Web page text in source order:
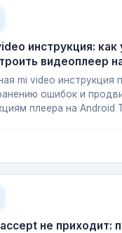
инструкция: как
видеоплеер
mi video инструкция
ошибок и
плеера на Android
не приходит: